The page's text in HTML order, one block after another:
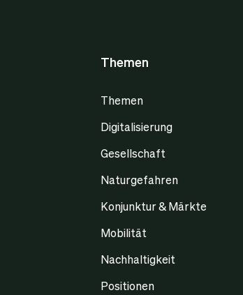
Themen
Themen
Digitalisierung
Gesellschaft
Naturgefahren
Konjunktur & Märkte
Mobilität
Nachhaltigkeit
Positionen